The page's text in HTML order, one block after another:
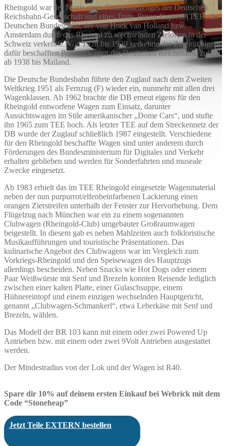
Rheingold war der Name eines Fernschnellzuges der Deutschen
Reichsbahn-Gesellschaft und eines Trans-Europ-Express (TEE) der
Deutschen Bundesbahn, der von Hoek van Holland bzw.
Amsterdam durch das Rheintal zu wechselnden Zielorten in der
Schweiz verkehrte. Von 1928 bis 1939 verkehrte der Zug mit eigens
dafür beschafften Pullmanwagen der Deutschen Reichsbahn, zuletzt
ab 1938 bis Mailand.
Die Deutsche Bundesbahn führte den Zuglauf nach dem Zweiten
Weltkrieg 1951 als Fernzug (F) wieder ein, nunmehr mit allen drei
Wagenklassen. Ab 1962 brachte die DB erneut eigens für den
Rheingold entworfene Wagen zum Einsatz, darunter
Aussichtswagen im Stile amerikanischer „Dome Cars“, und stufte
ihn 1965 zum TEE hoch. Als letzter TEE auf dem Streckennetz der
DB wurde der Zuglauf schließlich 1987 eingestellt. Verschiedene
für den Rheingold beschaffte Wagen sind unter anderem durch
Förderungen des Bundesministerium für Digitales und Verkehr
erhalten geblieben und werden für Sonderfahrten und museale
Zwecke eingesetzt.
Ab 1983 erhielt das im TEE Rheingold eingesetzte Wagenmaterial
neben der nun purpurrot/elfenbeinfarbenen Lackierung einen
orangen Zierstreifen unterhalb der Fenster zur Hervorhebung. Dem
Flügelzug nach München war ein zu einem sogenannten
Clubwagen (Rheingold-Club) umgebauter Großraumwagen
beigestellt. In diesem gab es neben Mahlzeiten auch folkloristische
Musikaufführungen und touristische Präsentationen. Das
kulinarische Angebot des Clubwagens war im Vergleich zum
Vorkriegs-Rheingold und den Speisewagen des Hauptzugs
allerdings bescheiden. Neben Snacks wie Hot Dogs oder einem
Paar Weißwürste mit Senf und Brezeln konnten Reisende lediglich
zwischen einer kalten Platte, einer Gulaschsuppe, einem
Hühnereintopf und einem einzigen wechselnden Hauptgericht,
genannt „Clubwagen-Schmankerl“, etwa Leberkäse mit Senf und
Brezeln, wählen.
Das Modell der BR 103 kann mit einem oder zwei Powered Up
Antrieben bzw. mit einem oder zwei 9Volt Antrieben ausgestattet
werden.
Der Mindestradius von der Lok und der Wagen ist R40.
Spare dir 10% auf deinem ersten Einkauf bei Webrick mit dem
Code “Stoneheap”
Jetzt Teile EXTERN bestellen